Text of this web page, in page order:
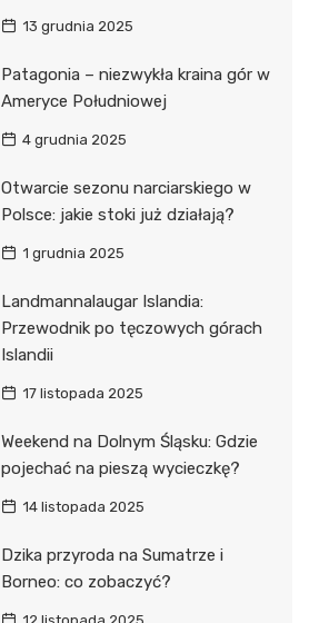
13 grudnia 2025
Patagonia – niezwykła kraina gór w
Ameryce Południowej
4 grudnia 2025
Otwarcie sezonu narciarskiego w
Polsce: jakie stoki już działają?
1 grudnia 2025
Landmannalaugar Islandia:
Przewodnik po tęczowych górach
Islandii
17 listopada 2025
Weekend na Dolnym Śląsku: Gdzie
pojechać na pieszą wycieczkę?
14 listopada 2025
Dzika przyroda na Sumatrze i
Borneo: co zobaczyć?